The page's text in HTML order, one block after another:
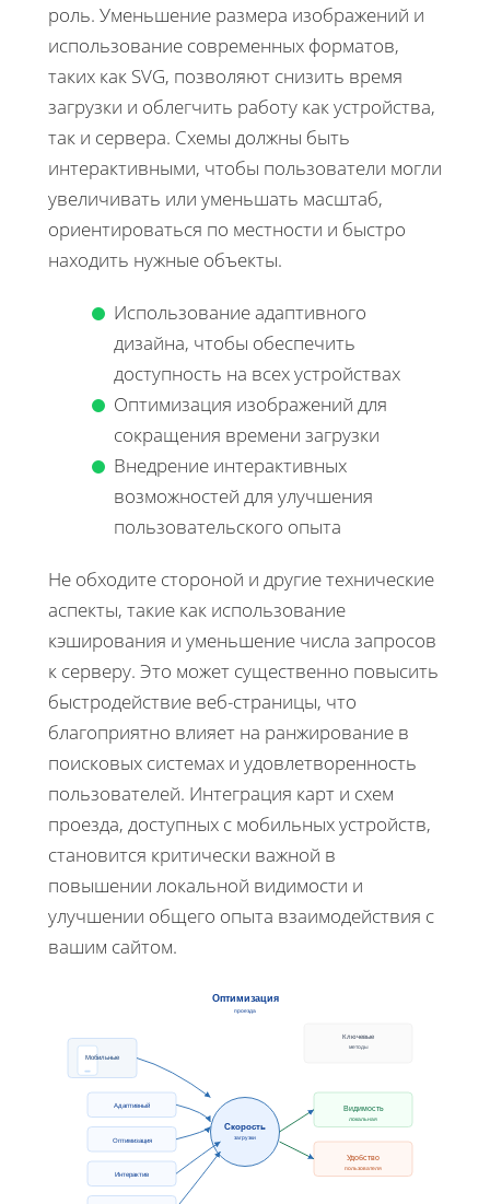
роль. Уменьшение размера изображений и
использование современных форматов,
таких как SVG, позволяют снизить время
загрузки и облегчить работу как устройства,
так и сервера. Схемы должны быть
интерактивными, чтобы пользователи могли
увеличивать или уменьшать масштаб,
ориентироваться по местности и быстро
находить нужные объекты.
Использование адаптивного
дизайна, чтобы обеспечить
доступность на всех устройствах
Оптимизация изображений для
сокращения времени загрузки
Внедрение интерактивных
возможностей для улучшения
пользовательского опыта
Не обходите стороной и другие технические
аспекты, такие как использование
кэширования и уменьшение числа запросов
к серверу. Это может существенно повысить
быстродействие веб-страницы, что
благоприятно влияет на ранжирование в
поисковых системах и удовлетворенность
пользователей. Интеграция карт и схем
проезда, доступных с мобильных устройств,
становится критически важной в
повышении локальной видимости и
улучшении общего опыта взаимодействия с
вашим сайтом.
Оптимизация
проезда
Мобильные
Адаптивный
Оптимизация
Интерактив
Скорость
загрузки
Видимость
локальная
Удобство
пользователя
Ключевые
методы